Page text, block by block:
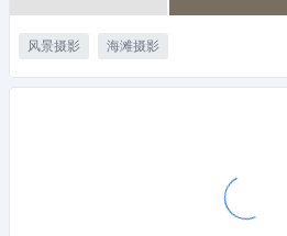
风景摄影 海滩摄影